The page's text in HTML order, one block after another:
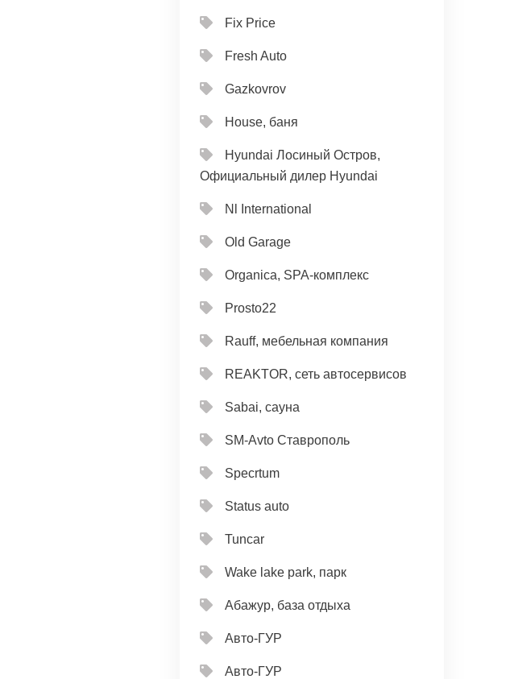
Fix Price
Fresh Auto
Gazkovrov
House, баня
Hyundai Лосиный Остров,
Официальный дилер Hyundai
Nl International
Old Garage
Organica, SPA-комплекс
Prosto22
Rauff, мебельная компания
REAKTOR, сеть автосервисов
Sabai, сауна
SM-Avto Ставрополь
Specrtum
Status auto
Tuncar
Wake lake park, парк
Абажур, база отдыха
Авто-ГУР
Авто-ГУР